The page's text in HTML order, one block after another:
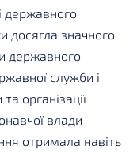
державного
досягла значного
державного
служби і
організації
влади
отримала навіть